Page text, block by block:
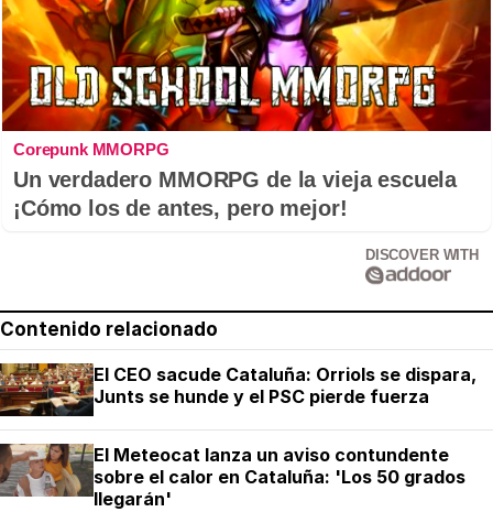
Corepunk MMORPG
Un verdadero MMORPG de la vieja escuela
¡Cómo los de antes, pero mejor!
DISCOVER WITH
Contenido relacionado
El CEO sacude Cataluña: Orriols se dispara,
Junts se hunde y el PSC pierde fuerza
El Meteocat lanza un aviso contundente
sobre el calor en Cataluña: 'Los 50 grados
llegarán'